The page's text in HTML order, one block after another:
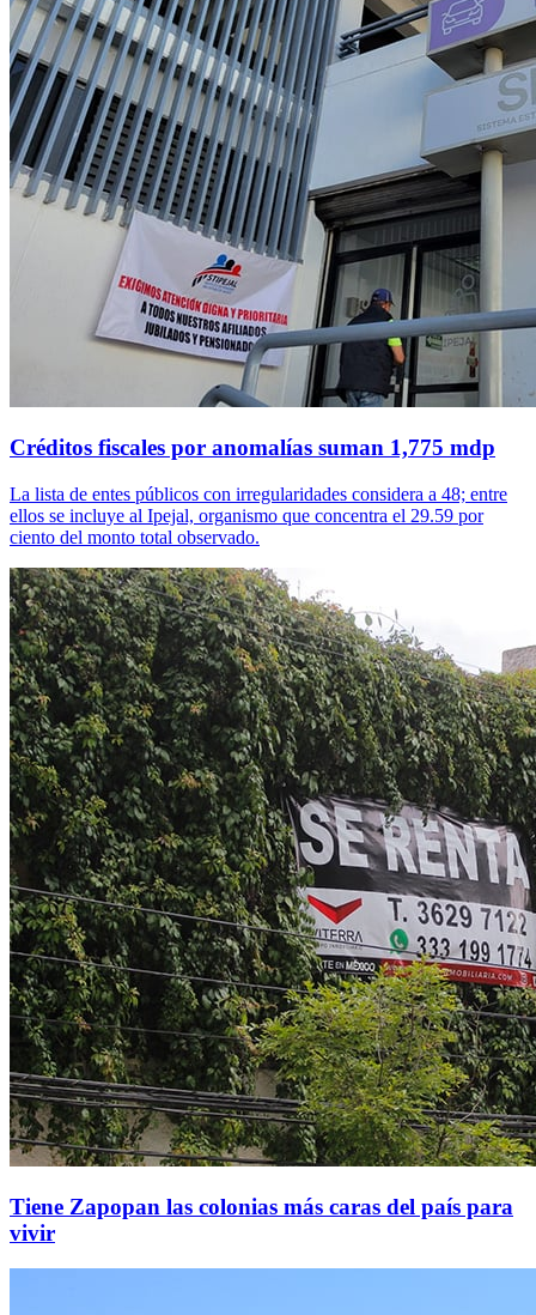
Créditos fiscales por anomalías suman 1,775 mdp
La lista de entes públicos con irregularidades considera a 48; entre
ellos se incluye al Ipejal, organismo que concentra el 29.59 por
ciento del monto total observado.
Tiene Zapopan las colonias más caras del país para
vivir